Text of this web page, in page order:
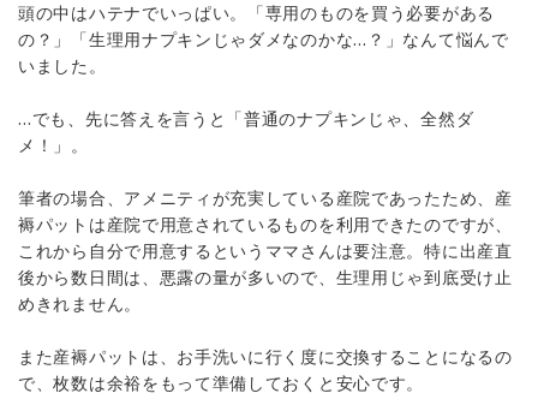
頭の中はハテナでいっぱい。「専用のものを買う必要がある
の？」「生理用ナプキンじゃダメなのかな…？」なんて悩んで
いました。
…でも、先に答えを言うと「普通のナプキンじゃ、全然ダ
メ！」。
筆者の場合、アメニティが充実している産院であったため、産
褥パットは産院で用意されているものを利用できたのですが、
これから自分で用意するというママさんは要注意。特に出産直
後から数日間は、悪露の量が多いので、生理用じゃ到底受け止
めきれません。
また産褥パットは、お手洗いに行く度に交換することになるの
で、枚数は余裕をもって準備しておくと安心です。